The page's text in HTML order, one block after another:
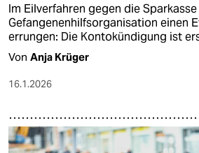
Im Eilverfahren gegen die
Gefangenenhilfsorganisation einen
errungen: Die Kontokündigung ist
Von Anja Krüger
16.1.2026